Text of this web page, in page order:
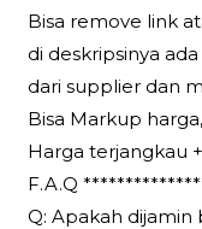
Bisa remove link
di deskripsinya
dari supplier dan
Bisa Markup
Harga terjangkau
F.A.Q
Q: Apakah dijamin